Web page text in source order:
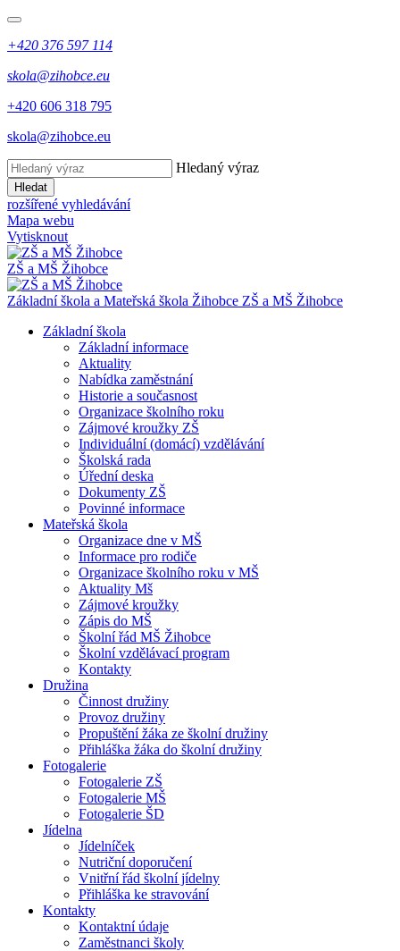
+420 376 597 114
skola@zihobce.eu
+420 606 318 795
skola@zihobce.eu
Hledaný výraz
Hledat
rozšířené vyhledávání
Mapa webu
Vytisknout
ZŠ a MŠ Žihobce
Základní škola a Mateřská škola Žihobce ZŠ a MŠ Žihobce
Základní škola
Základní informace
Aktuality
Nabídka zaměstnání
Historie a současnost
Organizace školního roku
Zájmové kroužky ZŠ
Individuální (domácí) vzdělávání
Školská rada
Úřední deska
Dokumenty ZŠ
Povinné informace
Mateřská škola
Organizace dne v MŠ
Informace pro rodiče
Organizace školního roku v MŠ
Aktuality Mš
Zájmové kroužky
Zápis do MŠ
Školní řád MŠ Žihobce
Školní vzdělávací program
Kontakty
Družina
Činnost družiny
Provoz družiny
Propuštění žáka ze školní družiny
Přihláška žáka do školní družiny
Fotogalerie
Fotogalerie ZŠ
Fotogalerie MŠ
Fotogalerie ŠD
Jídelna
Jídelníček
Nutriční doporučení
Vnitřní řád školní jídelny
Přihláška ke stravování
Kontakty
Kontaktní údaje
Zaměstnanci školy